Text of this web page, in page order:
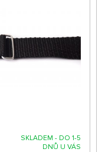
SKLADEM - DO 1-5
DNŮ U VÁS